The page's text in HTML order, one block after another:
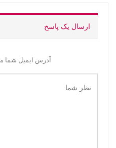
ارسال یک پاسخ
آدرس ایمیل شما